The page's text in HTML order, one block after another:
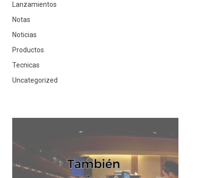
Lanzamientos
Notas
Noticias
Productos
Tecnicas
Uncategorized